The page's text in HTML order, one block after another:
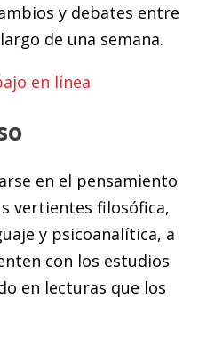
y debates entre
de una semana.
en línea
en el pensamiento
vertientes filosófica,
y psicoanalítica, a
con los estudios
en lecturas que los